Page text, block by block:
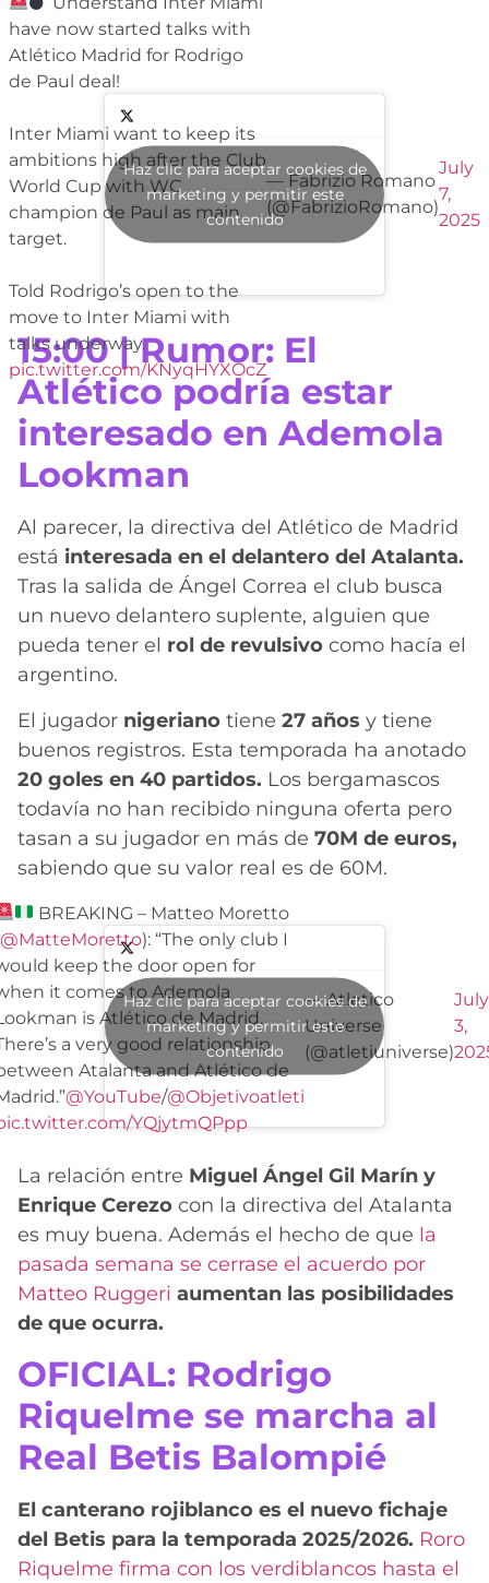
have now started talks with
Atlético Madrid for Rodrigo
de Paul deal!
Inter Miami want to keep its
ambitions high after the Club
World Cup with WC
champion de Paul as main
target.
Told Rodrigo’s open to the
move to Inter Miami with
talks underway.
pic.twitter.com/KNyqHYXOcZ
— Fabrizio Romano
(@FabrizioRomano)
July
7,
2025
Haz clic para aceptar cookies de
marketing y permitir este
contenido
15:00 | Rumor: El
Atlético podría estar
interesado en Ademola
Lookman
Al parecer, la directiva del Atlético de Madrid
está interesada en el delantero del Atalanta.
Tras la salida de Ángel Correa el club busca
un nuevo delantero suplente, alguien que
pueda tener el rol de revulsivo como hacía el
argentino.
El jugador nigeriano tiene 27 años y tiene
buenos registros. Esta temporada ha anotado
20 goles en 40 partidos. Los bergamascos
todavía no han recibido ninguna oferta pero
tasan a su jugador en más de 70M de euros,
sabiendo que su valor real es de 60M.
BREAKING – Matteo Moretto
@MatteMoretto): “The only club I
keep the door open for
it comes to Ademola
is Atlético de Madrid.
a very good relationship
Atalanta and Atlético de
@YouTube/@Objetivoatleti
YQjytmQPpp
— Atletico
Universe
(@atletiuniverse)
July
3,
Haz clic para aceptar cookies de
marketing y permitir este
contenido
La relación entre Miguel Ángel Gil Marín y
Enrique Cerezo con la directiva del Atalanta
es muy buena. Además el hecho de que la
pasada semana se cerrase el acuerdo por
Matteo Ruggeri aumentan las posibilidades
de que ocurra.
OFICIAL: Rodrigo
Riquelme se marcha al
Real Betis Balompié
El canterano rojiblanco es el nuevo fichaje
del Betis para la temporada 2025/2026. Roro
Riquelme firma con los verdiblancos hasta el